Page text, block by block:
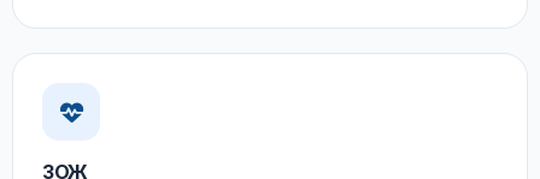
ЗОЖ